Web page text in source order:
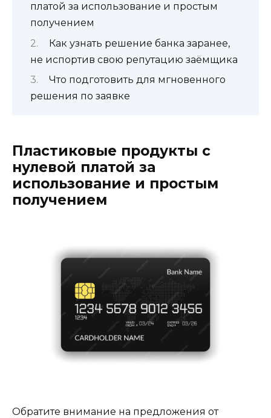
платой за использование и простым
получением
Как узнать решение банка заранее,
не испортив свою репутацию заёмщика
Что подготовить для мгновенного
решения по заявке
Пластиковые продукты с
нулевой платой за
использование и простым
получением
Обратите внимание на предложения от